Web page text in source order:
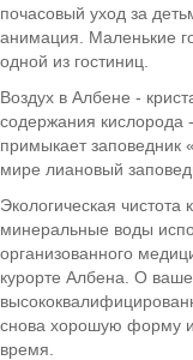
почасовый уход за
анимация. Маленькие
одной из гостиниц.
Воздух в Албене -
содержания кислорода
примыкает заповедник
мире лиановый
Экологическая
минеральные воды
организованного
курорте Албена. О
снова хорошую форму и
время.